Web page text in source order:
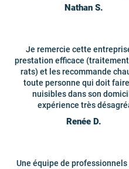
Nathan S.
Je remercie cette
prestation efficace
rats) et les recommande
toute personne qui doit
nuisibles dans son
expérience très
Renée D.
Une équipe de professionnels